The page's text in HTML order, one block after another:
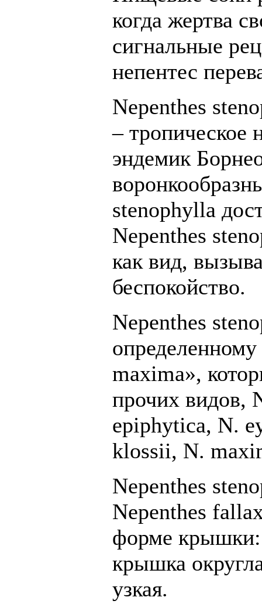
когда жертва
сигнальные
непентес
Nepenthes
– тропическое
эндемик
stenophylla
Nepenthes
как вид,
беспокойство.
Nepenthes
maxima»,
прочих видов,
epiphytica, N.
klossii, N.
Nepenthes
Nepenthes
форме крышки:
крышка
узкая.